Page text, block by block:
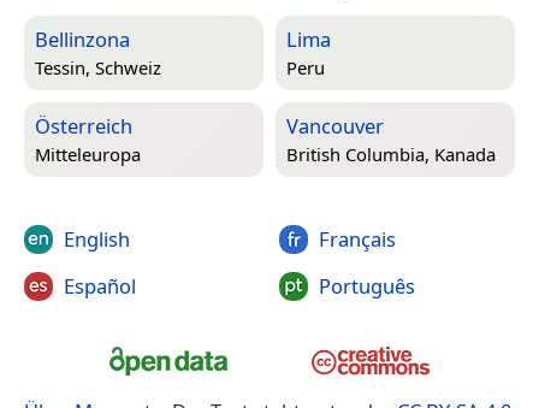
Bellinzona
Tessin, Schweiz
Lima
Peru
Österreich
Mitteleuropa
Vancouver
British Columbia, Kanada
English
Español
Français
Português